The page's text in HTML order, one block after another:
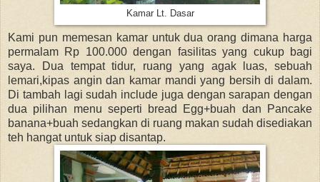
Kamar Lt. Dasar
Kami pun memesan kamar untuk dua orang dimana harga
permalam Rp 100.000 dengan fasilitas yang cukup bagi
saya. Dua tempat tidur, ruang yang agak luas, sebuah
lemari,kipas angin dan kamar mandi yang bersih di dalam.
Di tambah lagi sudah include juga dengan sarapan dengan
dua pilihan menu seperti bread Egg+buah dan Pancake
banana+buah sedangkan di ruang makan sudah disediakan
teh hangat untuk siap disantap.